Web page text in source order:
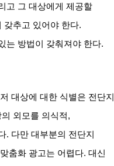
고 그 대상에게 제공할
갖추고 있어야 한다.
는 방법이 갖춰져야 한다.
대상에 대한 식별은 전단지
외모를 의식적,
. 다만 대부분의 전단지
춤화 광고는 어렵다. 대신